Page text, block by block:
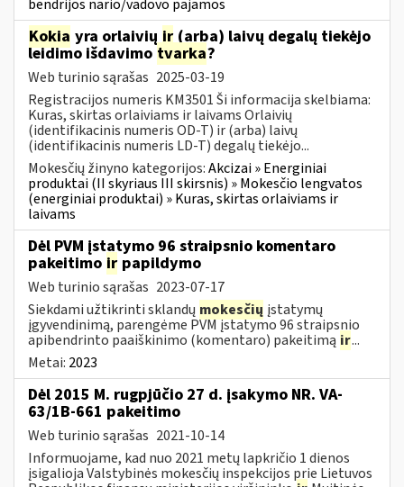
bendrijos nario/vadovo pajamos
Kokia yra orlaivių ir (arba) laivų degalų tiekėjo
leidimo išdavimo tvarka?
Web turinio sąrašas 2025-03-19
Registracijos numeris KM3501 Ši informacija skelbiama:
Kuras, skirtas orlaiviams ir laivams Orlaivių
(identifikacinis numeris OD-T) ir (arba) laivų
(identifikacinis numeris LD-T) degalų tiekėjo...
Mokesčių žinyno kategorijos:Akcizai » Energiniai
produktai (II skyriaus III skirsnis) » Mokesčio lengvatos
(energiniai produktai) » Kuras, skirtas orlaiviams ir
laivams
Dėl PVM įstatymo 96 straipsnio komentaro
pakeitimo ir papildymo
Web turinio sąrašas 2023-07-17
Siekdami užtikrinti sklandų mokesčių įstatymų
įgyvendinimą, parengėme PVM įstatymo 96 straipsnio
apibendrinto paaiškinimo (komentaro) pakeitimą ir...
Metai: 2023
Dėl 2015 M. rugpjūčio 27 d. įsakymo NR. VA-
63/1B-661 pakeitimo
Web turinio sąrašas 2021-10-14
Informuojame, kad nuo 2021 metų lapkričio 1 dienos
įsigalioja Valstybinės mokesčių inspekcijos prie Lietuvos